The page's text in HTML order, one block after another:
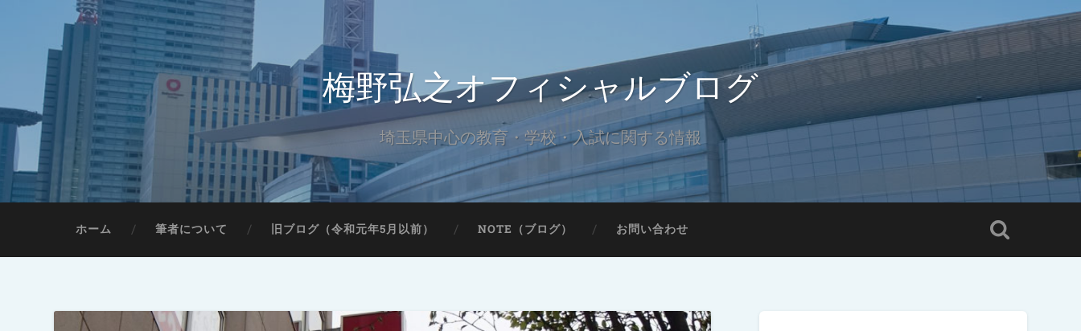
梅野弘之オフィシャルブログ
埼玉県中心の教育・学校・入試に関する情報
ホーム 筆者について 旧ブログ（令和元年5月以前） NOTE（ブログ） お問い合わせ